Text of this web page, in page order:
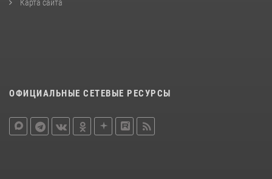
Карта сайта
ОФИЦИАЛЬНЫЕ СЕТЕВЫЕ РЕСУРСЫ